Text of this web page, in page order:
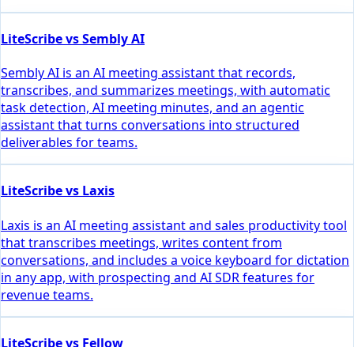
LiteScribe vs Sembly AI
Sembly AI is an AI meeting assistant that records,
transcribes, and summarizes meetings, with automatic
task detection, AI meeting minutes, and an agentic
assistant that turns conversations into structured
deliverables for teams.
LiteScribe vs Laxis
Laxis is an AI meeting assistant and sales productivity tool
that transcribes meetings, writes content from
conversations, and includes a voice keyboard for dictation
in any app, with prospecting and AI SDR features for
revenue teams.
LiteScribe vs Fellow